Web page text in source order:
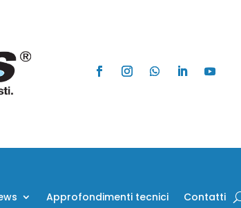
Approfondimenti tecnici Contatti